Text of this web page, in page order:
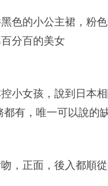
色的小公主裙，粉
分百的美女
小女孩，說到日本
都有，唯一可以說的
，正面，後入都順